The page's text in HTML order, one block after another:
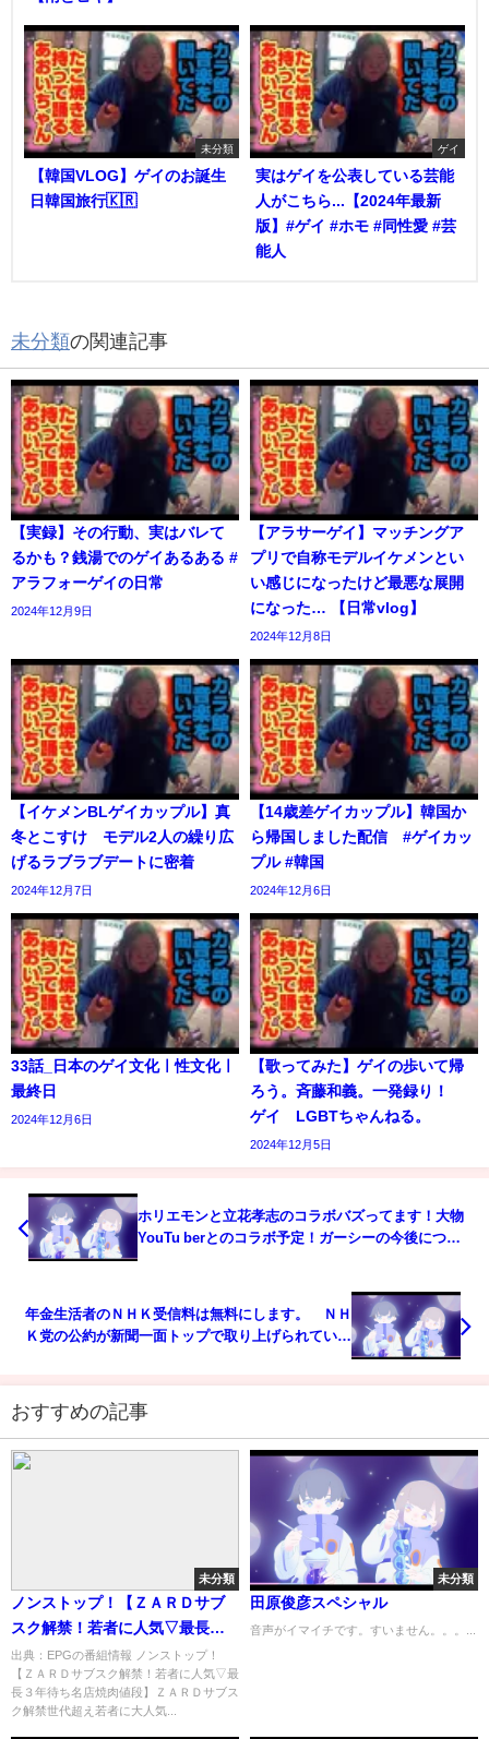
未分類
【韓国VLOG】ゲイのお誕生
日韓国旅行🇰🇷
ゲイ
実はゲイを公表している芸能
人がこちら...【2024年最新
版】#ゲイ #ホモ #同性愛 #芸
能人
未分類の関連記事
【実録】その行動、実はバレて
るかも？銭湯でのゲイあるある #
アラフォーゲイの日常
2024年12月9日
【アラサーゲイ】マッチングア
プリで自称モデルイケメンとい
い感じになったけど最悪な展開
になった… 【日常vlog】
2024年12月8日
【イケメンBLゲイカップル】真
冬とこすけ モデル2人の繰り広
げるラブラブデートに密着
2024年12月7日
【14歳差ゲイカップル】韓国か
ら帰国しました配信 #ゲイカッ
プル #韓国
2024年12月6日
33話_日本のゲイ文化ㅣ性文化ㅣ
最終日
2024年12月6日
【歌ってみた】ゲイの歩いて帰
ろう。斉藤和義。一発録り！
ゲイ LGBTちゃんねる。
2024年12月5日
ホリエモンと立花孝志のコラボバズってます！大物
YouTu berとのコラボ予定！ガーシーの今後につい
年金生活者のＮＨＫ受信料は無料にします。 ＮＨ
Ｋ党の公約が新聞一面トップで取り上げられていま
おすすめの記事
未分類
ノンストップ！【ＺＡＲＤサブ
スク解禁！若者に人気▽最長３
年待ち名店焼肉値段】[字][デ]…
の番組内容解析まとめ
出典：EPGの番組情報 ノンストップ！
【ＺＡＲＤサブスク解禁！若者に人気▽最
長３年待ち名店焼肉値段】ＺＡＲＤサブス
ク解禁世代超え若者に大人気...
未分類
田原俊彦スペシャル
音声がイマイチです。すいません。。。...